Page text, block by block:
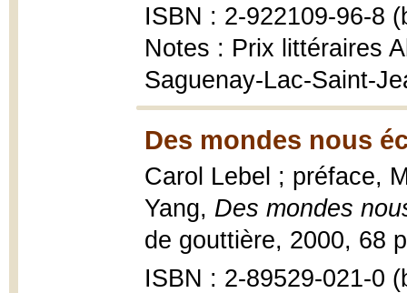
ISBN : 2-922109-96-8
Notes : Prix littéraires
Saguenay-Lac-Saint-
Des mondes nous
Carol Lebel ; préface,
Yang, Des mondes
de gouttière, 2000, 68
ISBN : 2-89529-021-0